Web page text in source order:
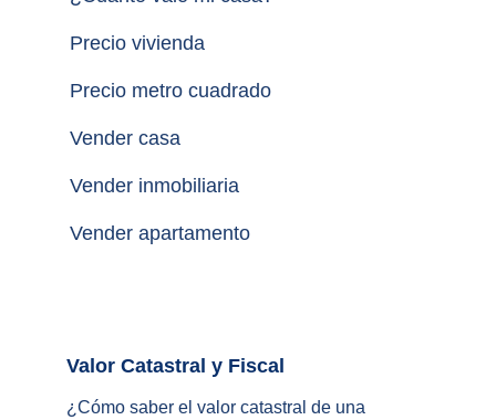
¿ Cómo saber el valor catastral de una
Precio vivienda
Precio metro cuadrado
Vender casa
Vender inmobiliaria
Vender apartamento